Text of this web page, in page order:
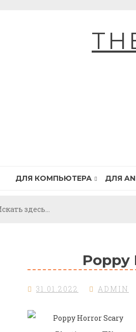
ДЛЯ КОМПЬЮТЕРА ДЛЯ
Poppy
31.01.2022 ADMIN